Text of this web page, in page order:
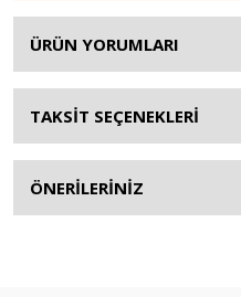
ÜRÜN YORUMLARI
TAKSİT SEÇENEKLERİ
ÖNERİLERİNİZ